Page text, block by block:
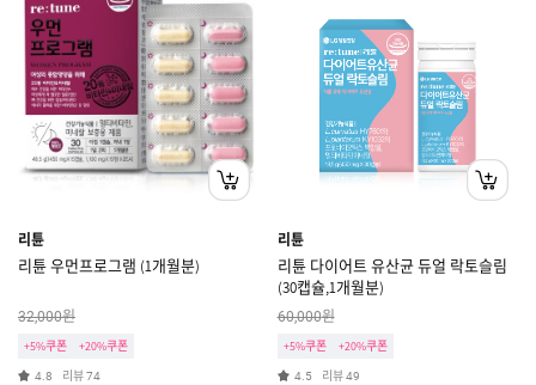
리튠
리튠 우먼프로그램 (1개월분)
32,000원
+5%쿠폰 +20%쿠폰
4.8 리뷰74
리튠
리튠 다이어트 유산균 듀얼 락토슬림
(30캡슐,1개월분)
60,000원
+5%쿠폰 +20%쿠폰
4.5 리뷰49